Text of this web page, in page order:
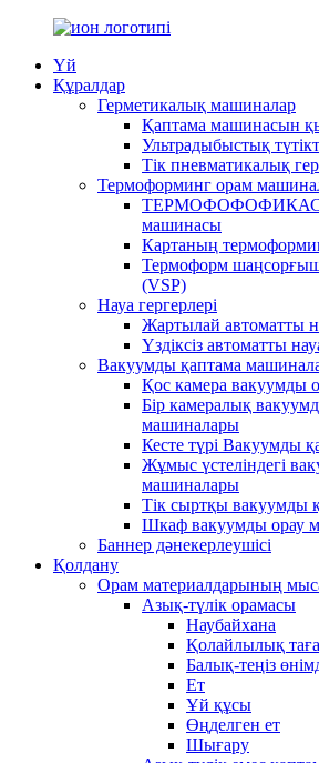
Үй
Құралдар
Герметикалық машиналар
Қаптама машинасын
Ультрадыбыстық
Тік пневматикалық
Термоформинг орам
ТЕРМОФОФОФИКАСЫ
машинасы
Картаның
Термоформ
(VSP)
Науа гергерлері
Жартылай автоматты
Үздіксіз автоматты
Вакуумды қаптама
Қос камера вакуумды
Бір камералық
машиналары
Кесте түрі Вакуумды
Жұмыс үстеліндегі
машиналары
Тік сыртқы вакуумды
Шкаф вакуумды орау
Баннер дәнекерлеушісі
Қолдану
Орам материалдарының
Азық-түлік орамасы
Наубайхана
Қолайлылық
Балық-теңіз
Ет
Ұй құсы
Өңделген ет
Шығару